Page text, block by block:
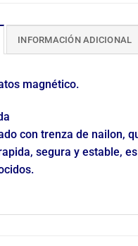
INFORMACIÓN ADICIONAL
magnético.
con trenza de nailon,
segura y estable,